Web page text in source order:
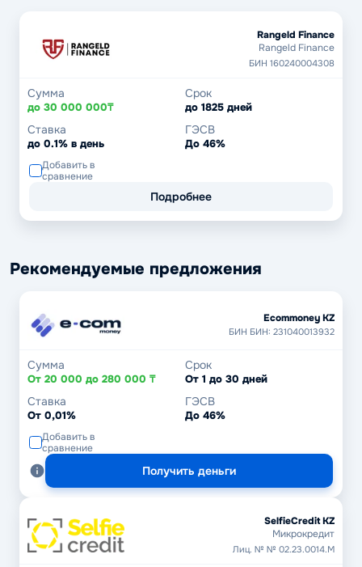
Rangeld Finance
Rangeld Finance
БИН 160240004308
Сумма
до 30 000 000₸
Срок
до 1825 дней
Ставка
до 0.1% в день
ГЭСВ
До 46%
Добавить в
сравнение
Подробнее
Рекомендуемые предложения
Ecommoney KZ
БИН БИН: 231040013932
Сумма
От 20 000 до 280 000 ₸
Срок
От 1 до 30 дней
Ставка
От 0,01%
ГЭСВ
До 46%
Добавить в
сравнение
Получить деньги
SelfieCredit KZ
Микрокредит
Лиц. № № 02.23.0014.М